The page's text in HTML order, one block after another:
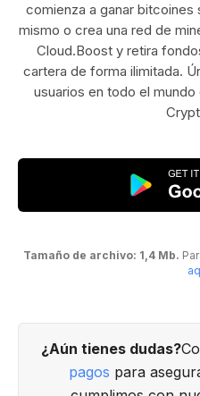
comienza a ganar bitcoines
mismo o crea una red de
Cloud.Boost y retira
cartera de forma ilimitada.
usuarios en todo el
Tamaño de archivo: 1,4 Mb.
¿Aún tienes dudas?
pagos para